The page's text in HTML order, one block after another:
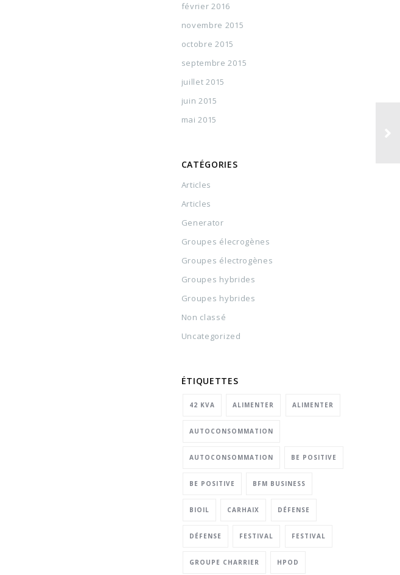
février 2016
novembre 2015
octobre 2015
septembre 2015
juillet 2015
juin 2015
mai 2015
CATÉGORIES
Articles
Articles
Generator
Groupes élecrogènes
Groupes électrogènes
Groupes hybrides
Groupes hybrides
Non classé
Uncategorized
ÉTIQUETTES
42 KVA ALIMENTER ALIMENTER
AUTOCONSOMMATION
AUTOCONSOMMATION BE POSITIVE
BE POSITIVE BFM BUSINESS
BIOIL CARHAIX DÉFENSE
DÉFENSE FESTIVAL FESTIVAL
GROUPE CHARRIER HPOD